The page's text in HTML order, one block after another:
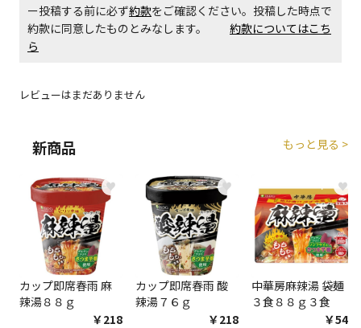
ー投稿する前に必ず約款をご確認ください。投稿した時点で
約款に同意したものとみなします。 約款についてはこち
ら
レビューはまだありません
新商品 もっと見る >
♥
カップ即席春雨 麻
辣湯８８ｇ
￥218
♥
カップ即席春雨 酸
辣湯７６ｇ
￥218
♥
中華房麻辣湯 袋麺
３食８８ｇ３食
￥548